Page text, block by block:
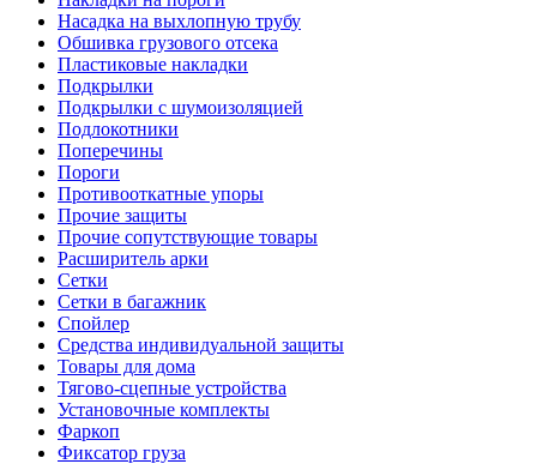
Насадка на выхлопную трубу
Обшивка грузового отсека
Пластиковые накладки
Подкрылки
Подкрылки с шумоизоляцией
Подлокотники
Поперечины
Пороги
Противооткатные упоры
Прочие защиты
Прочие сопутствующие товары
Расширитель арки
Сетки
Сетки в багажник
Спойлер
Средства индивидуальной защиты
Товары для дома
Тягово-сцепные устройства
Установочные комплекты
Фаркоп
Фиксатор груза